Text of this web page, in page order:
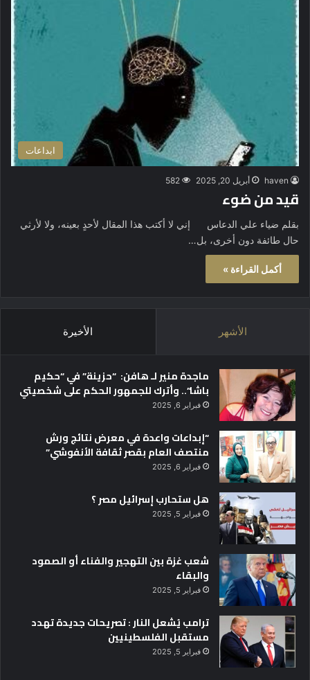
ابداعات
haven أبريل 20, 2025 582
قيد من ضوء
بقلم ضياء علي الدعاس إني لا أكتب هذا المقال لأحدٍ بعينه، ولا لأرثي
حال طائفة دون أخرى، بل…
أكمل القراءة »
الأشهر الأخيرة
ماجدة منير لـ هافن: “حزينة” في “حكيم
باشا”.. وأترك للجمهور الحكم على شخصيتي
فبراير 6, 2025
“إبداعات واعدة في معرض نتائج ورش
منتصف العام بقصر ثقافة الأنفوشي”
فبراير 6, 2025
هل ستحارب إسرائيل مصر ؟
فبراير 5, 2025
شعب غزة بين التهجير والفناء أو الصمود
والبقاء
فبراير 5, 2025
ترامب يُشعل النار : تصريحات جديدة تهدد
مستقبل الفلسطينيين
فبراير 5, 2025